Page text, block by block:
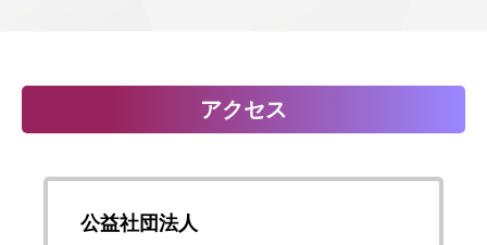
アクセス
公益社団法人